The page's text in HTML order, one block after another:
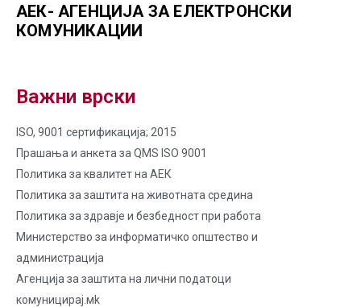
АЕК- АГЕНЦИЈА ЗА ЕЛЕКТРОНСКИ
КОМУНИКАЦИИ
Важни врски
ISO, 9001 сертификација; 2015
Прашања и анкета за QMS ISO 9001
Политика за квалитет на AЕК
Политика за заштита на животната средина
Политика за здравје и безбедност при работа
Министерство за информатичко општество и
администрација
Агенција за заштита на лични податоци
комуницирај.мk